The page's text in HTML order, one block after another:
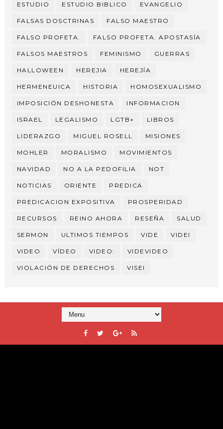
ESTUDIO ESTUDIO BIBLICO EVANGELIO
FALSAS DOSCTRINAS FALSO MAESTRO
FALSO PROFETA. FALSO PROFETA. APOSTASÍA
FALSOS MAESTROS FEMINISMO GUERRAS
HALLOWEEN HEREJIA HEREJÍA
HERMENEUICA HISTORIA HOMOSEXUALISMO
IMPOSICIÓN DESHONESTA INFORMACION
ISRAEL LEGALISMO LGTB+ LIBROS
LIDERAZGO MIGUEL ROSELL MISIONES
MOHLER MORALISMO MOVIMIENTOS
NAVIDAD NO A LA PEDOFILIA NOT
NOTICIAS ORIENTE PREDICA
PREDICACION EXPOSITIVA PROSPERIDAD
RECURSOS REINO AHORA RESEÑA SALUD
SERMON ULTIMOS TIEMPOS VIDE VIDEI
VIDEO VÍDEO VIDEO: VIDEVIDEO
VIOLACIÓN DE DERECHOS VISEI